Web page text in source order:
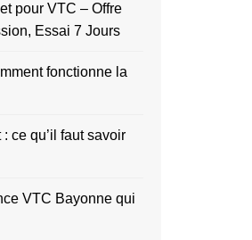
pour VTC – Offre
Essai 7 Jours
fonctionne la
ce qu’il faut savoir
VTC Bayonne qui